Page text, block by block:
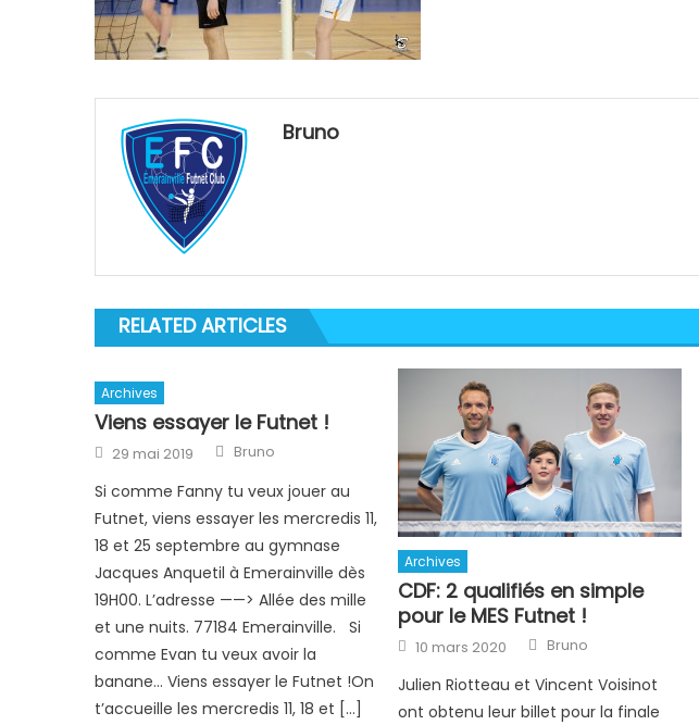
Bruno
RELATED ARTICLES
Archives
Viens essayer le Futnet !
Posted
on
29 mai 2019 Author
Bruno
Si comme Fanny tu veux jouer au
Futnet, viens essayer les mercredis 11,
18 et 25 septembre au gymnase
Jacques Anquetil à Emerainville dès
19H00. L’adresse ——> Allée des mille
et une nuits. 77184 Emerainville. Si
comme Evan tu veux avoir la
banane… Viens essayer le Futnet !On
t’accueille les mercredis 11, 18 et […]
Archives
CDF: 2 qualifiés en simple
pour le MES Futnet !
Posted
on
10 mars 2020 Author
Bruno
Julien Riotteau et Vincent Voisinot
ont obtenu leur billet pour la finale